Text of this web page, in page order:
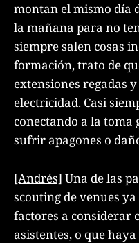
montan el mismo día
la mañana para no
siempre salen cosas
formación, trato de
extensiones regadas
electricidad. Casi
conectando a la toma
sufrir apagones o
[Andrés] Una de las
scouting de venues
factores a considerar
asistentes, o que